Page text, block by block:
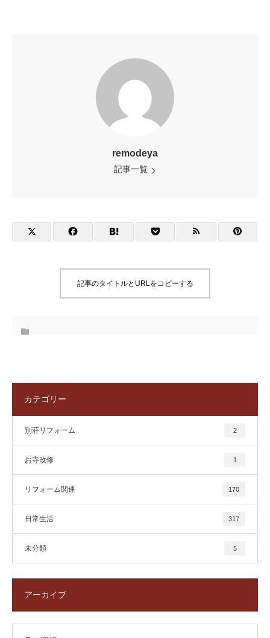
remodeya
記事一覧
記事のタイトルとURLをコピーする
カテゴリー
別荘リフォーム 2
お寺改修 1
リフォーム関連 170
日常生活 317
未分類 5
アーカイブ